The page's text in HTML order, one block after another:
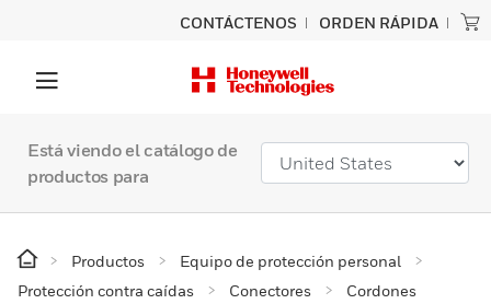
CONTÁCTENOS ORDEN RÁPIDA
Está viendo el catálogo de
productos para
Productos
Equipo de protección personal
Protección contra caídas
Conectores
Cordones